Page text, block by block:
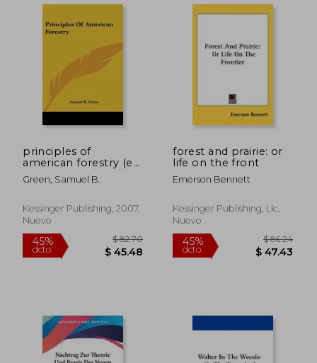
principles of
american forestry (en
Inglés)
Green, Samuel B.
Kessinger Publishing, 2007,
Nuevo
forest and prairie: or
life on the front
Emerson Bennett
Kessinger Publishing, Llc,
Nuevo